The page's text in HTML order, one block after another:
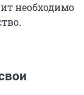
необходимо